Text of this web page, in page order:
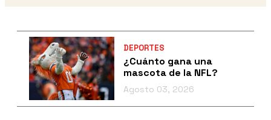
DEPORTES
¿Cuánto gana una
mascota de la NFL?
Agosto 03, 2026